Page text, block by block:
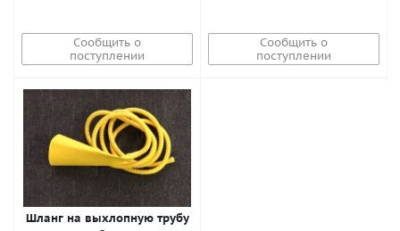
Сообщить о
поступлении
Сообщить о
поступлении
Шланг на выхлопную трубу